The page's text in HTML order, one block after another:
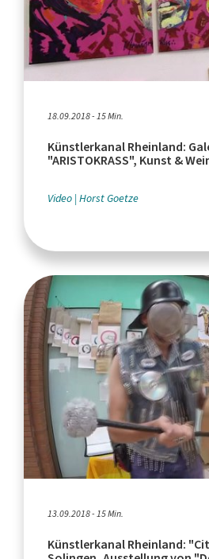
18.09.2018 - 15 Min.
Künstlerkanal Rheinland:
"ARISTOKRASS", Kunst &
Video Horst Goetze
13.09.2018 - 15 Min.
Künstlerkanal Rheinland: